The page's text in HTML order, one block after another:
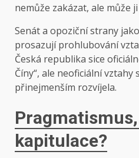
nemůže zakázat, ale může
Senát a opoziční strany
prosazují prohlubování
Česká republika sice
Číny“, ale neoficiální
přinejmenším rozvíjela.
kapitulace?